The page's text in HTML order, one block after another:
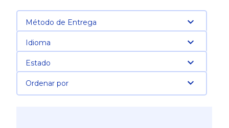
Método de Entrega
Idioma
Estado
Ordenar por